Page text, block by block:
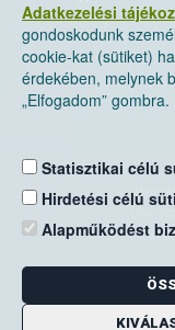
Adatkezelési
gondoskodunk
cookie-kat (sütiket)
érdekében, melynek
„Elfogadom” gombra.
Statisztikai célú
Hirdetési célú
Alapműködést
E-